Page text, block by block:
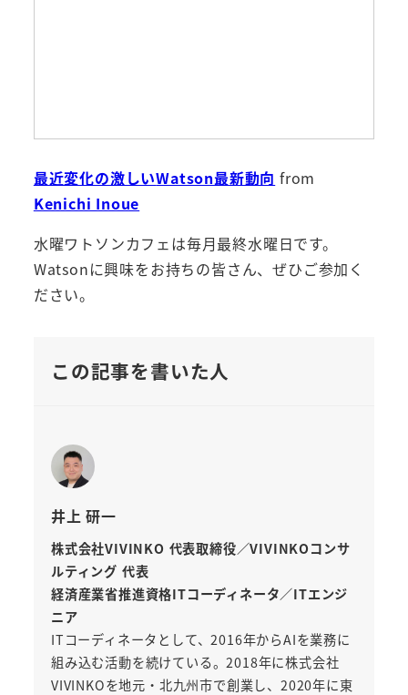
最近変化の激しいWatson最新動向 from
Kenichi Inoue
水曜ワトソンカフェは毎月最終水曜日です。
Watsonに興味をお持ちの皆さん、ぜひご参加く
ださい。
この記事を書いた人
井上 研一
株式会社VIVINKO 代表取締役／VIVINKOコンサ
ルティング 代表
経済産業省推進資格ITコーディネータ／ITエンジ
ニア
ITコーディネータとして、2016年からAIを業務に
組み込む活動を続けている。2018年に株式会社
VIVINKOを地元・北九州市で創業し、2020年に東